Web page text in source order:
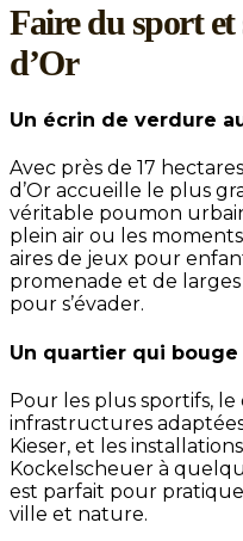
Faire du sport et
d’Or
Un écrin de verdure
Avec près de 17
d’Or accueille le plus
véritable poumon
plein air ou les
aires de jeux pour
promenade et de
pour s’évader.
Un quartier qui bouge
Pour les plus sportifs,
infrastructures
Kieser, et les
Kockelscheuer à
est parfait pour
ville et nature.